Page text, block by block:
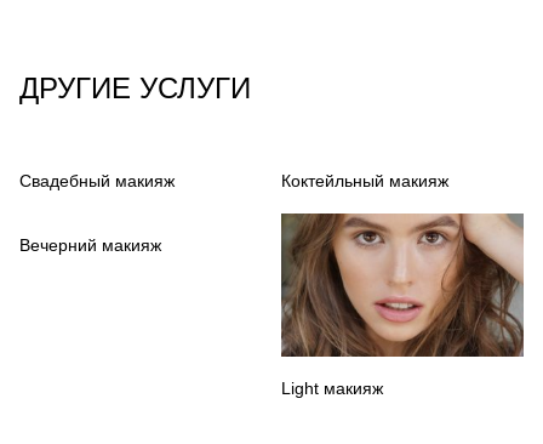
ДРУГИЕ УСЛУГИ
Свадебный макияж Коктейльный макияж
Вечерний макияж
Light макияж